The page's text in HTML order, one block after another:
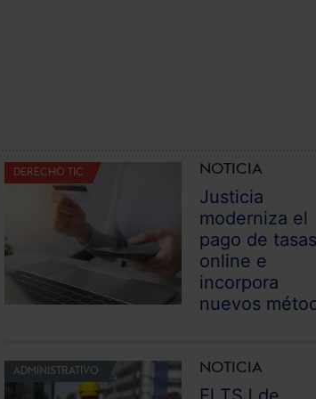
DERECHO TIC NOTICIA
Justicia
moderniza el
pago de tasas
online e
incorpora
nuevos
ADMINISTRATIVO NOTICIA